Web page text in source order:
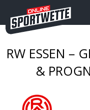
RW ESSEN –
&